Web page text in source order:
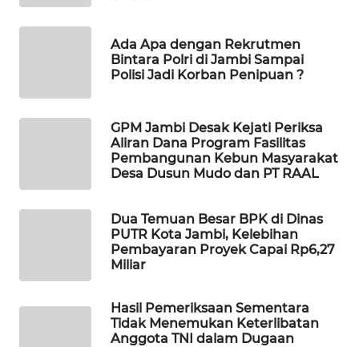
Ada Apa dengan Rekrutmen
Bintara Polri di Jambi Sampai
Polisi Jadi Korban Penipuan ?
GPM Jambi Desak Kejati Periksa
Aliran Dana Program Fasilitas
Pembangunan Kebun Masyarakat
Desa Dusun Mudo dan PT RAAL
Dua Temuan Besar BPK di Dinas
PUTR Kota Jambi, Kelebihan
Pembayaran Proyek Capai Rp6,27
Miliar
Hasil Pemeriksaan Sementara
Tidak Menemukan Keterlibatan
Anggota TNI dalam Dugaan
WAHANA
UMKM
PERSONA